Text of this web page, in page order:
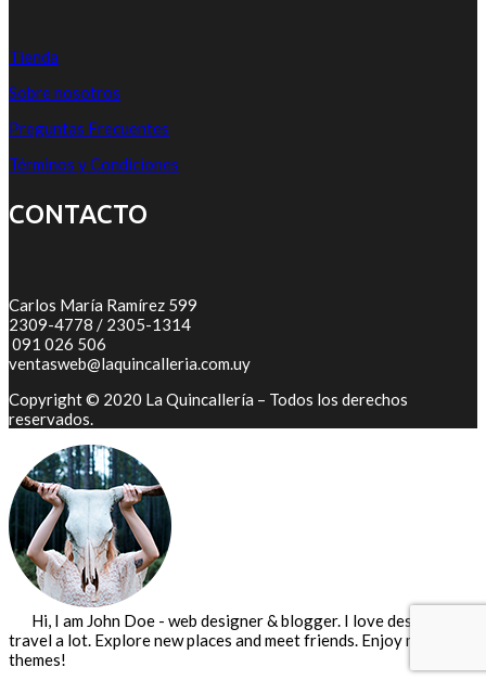
Tienda
Sobre nosotros
Preguntas Frecuentes
Términos y Condiciones
CONTACTO
Carlos María Ramírez 599
2309-4778 / 2305-1314
091 026 506
ventasweb@laquincalleria.com.uy
Copyright © 2020 La Quincallería – Todos los derechos
reservados.
Hi, I am John Doe - web designer & blogger. I love design and
travel a lot. Explore new places and meet friends. Enjoy my
themes!